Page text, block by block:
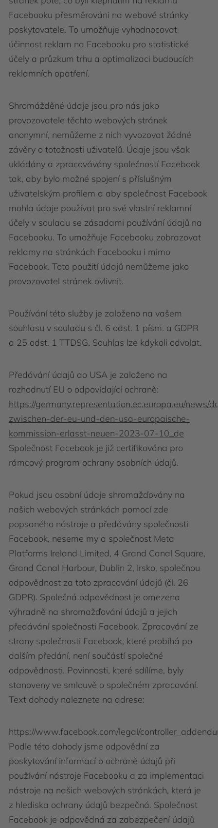
Facebooku přesměrováni na webové stránky
poskytovatele. To umožňuje vyhodnocovat
účinnost reklam na Facebooku pro statistické
účely a průzkum trhu a optimalizaci budoucích
reklamních opatření.
Shromážděné údaje jsou pro nás jako
provozovatele těchto webových stránek
anonymní, nemůžeme z nich vyvozovat žádné
závěry o totožnosti uživatelů. Údaje jsou však
ukládány a zpracovávány společností Facebook
tak, aby bylo možné spojení s příslušným
uživatelským profilem a aby společnost Facebook
mohla údaje používat pro své vlastní reklamní
účely v souladu se zásadami používání údajů na
Facebooku. To umožňuje Facebooku zobrazovat
reklamy na stránkách Facebooku i mimo
Facebook. Toto použití údajů nemůžeme jako
provozovatel stránek ovlivnit.
Používání této služby je založeno na vašem
souhlasu v souladu s čl. 6 odst. 1 písm. a GDPR
a 25 odst. 1 TTDSG. Souhlas lze kdykoli odvolat.
Předávání údajů do USA je založeno na
rozhodnutí EU o odpovídající ochraně:
https://germany.representation.ec.europa.eu/news/
zwischen-der-eu-und-den-usa-europaische-
kommission-erlasst-neuen-2023-07-10_de
Společnost Facebook je již certifikována pro
rámcový program ochrany osobních údajů.
Pokud jsou osobní údaje shromažďovány na
našich webových stránkách pomocí zde
popsaného nástroje a předávány společnosti
Facebook, neseme my a společnost Meta
Platforms Ireland Limited, 4 Grand Canal Square,
Grand Canal Harbour, Dublin 2, Irsko, společnou
odpovědnost za toto zpracování údajů (čl. 26
GDPR). Společná odpovědnost je omezena
výhradně na shromažďování údajů a jejich
předávání společnosti Facebook. Zpracování ze
strany společnosti Facebook, které probíhá po
dalším předání, není součástí společné
odpovědnosti. Povinnosti, které sdílíme, byly
stanoveny ve smlouvě o společném zpracování.
Text dohody naleznete na adrese:
https://www.facebook.com/legal/
Podle této dohody jsme odpovědní za
poskytování informací o ochraně údajů při
používání nástroje Facebooku a za implementaci
nástroje na našich webových stránkách, která je
z hlediska ochrany údajů bezpečná. Společnost
Facebook je odpovědná za zabezpečení údajů